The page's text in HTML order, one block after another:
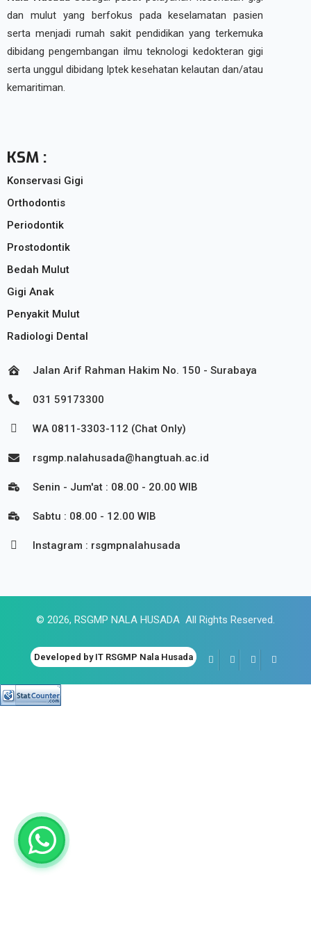
dan mulut yang berfokus pada keselamatan pasien
serta menjadi rumah sakit pendidikan yang terkemuka
dibidang pengembangan ilmu teknologi kedokteran gigi
serta unggul dibidang Iptek kesehatan kelautan dan/atau
kemaritiman.
KSM :
Konservasi Gigi
Orthodontis
Periodontik
Prostodontik
Bedah Mulut
Gigi Anak
Penyakit Mulut
Radiologi Dental
Jalan Arif Rahman Hakim No. 150 - Surabaya
031 59173300
WA 0811-3303-112 (Chat Only)
rsgmp.nalahusada@hangtuah.ac.id
Senin - Jum'at : 08.00 - 20.00 WIB
Sabtu : 08.00 - 12.00 WIB
Instagram : rsgmpnalahusada
© 2026, RSGMP NALA HUSADA All Rights Reserved.
Developed by IT RSGMP Nala Husada